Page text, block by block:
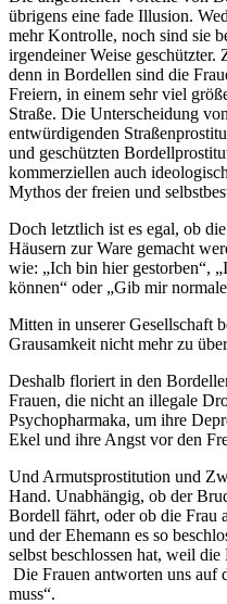
übrigens eine fade Illusion.
mehr Kontrolle, noch sind sie
irgendeiner Weise
denn in Bordellen sind die
Freiern, in einem sehr viel
Straße. Die Unterscheidung
entwürdigenden
und geschützten
kommerziellen auch
Mythos der freien und
Doch letztlich ist es egal, ob
Häusern zur Ware gemacht
wie: „Ich bin hier gestorben“,
können“ oder „Gib mir
Mitten in unserer Gesellschaft
Grausamkeit nicht mehr zu
Deshalb floriert in den
Frauen, die nicht an illegale
Psychopharmaka, um ihre
Ekel und ihre Angst vor den
Und Armutsprostitution und
Hand. Unabhängig, ob der
Bordell fährt, oder ob die Frau
und der Ehemann es so
selbst beschlossen hat, weil
Die Frauen antworten uns auf
muss“.